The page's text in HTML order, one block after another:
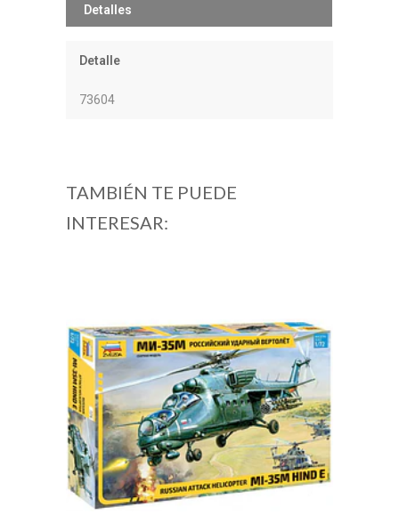
Detalles
Detalle
73604
TAMBIÉN TE PUEDE
INTERESAR: